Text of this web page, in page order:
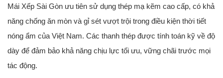
Mái Xếp Sài Gòn ưu tiên sử dụng thép mạ kẽm cao cấp, có khả
năng chống ăn mòn và gỉ sét vượt trội trong điều kiện thời tiết
nóng ẩm của Việt Nam. Các thanh thép được tính toán kỹ về độ
dày để đảm bảo khả năng chịu lực tối ưu, vững chãi trước mọi
tác động.